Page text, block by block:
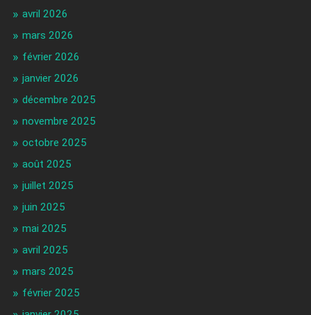
avril 2026
mars 2026
février 2026
janvier 2026
décembre 2025
novembre 2025
octobre 2025
août 2025
juillet 2025
juin 2025
mai 2025
avril 2025
mars 2025
février 2025